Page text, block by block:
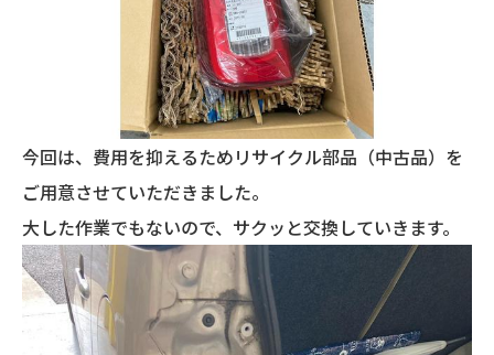
今回は、費用を抑えるためリサイクル部品（中古品）を
ご用意させていただきました。
大した作業でもないので、サクッと交換していきます。